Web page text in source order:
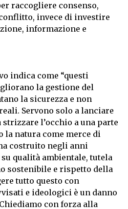
raccogliere consenso,
invece di investire
informazione e
indica come “questi
la gestione del
la sicurezza e non
Servono solo a lanciare
l’occhio a una parte
la natura come merce di
costruito negli anni
qualità ambientale, tutela
sostenibile e rispetto della
tutto questo con
e ideologici è un danno
con forza alla